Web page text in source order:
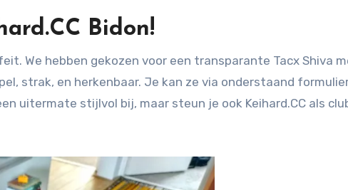
Bidon!
strak, en herkenbaar. Je kan ze via onderstaand
uitermate stijlvol bij, maar steun je ook Keihard.CC als